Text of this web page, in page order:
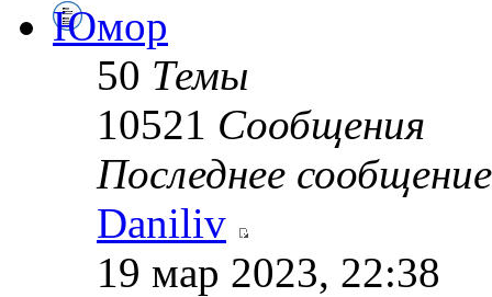
Юмор
50 Темы
10521 Сообщения
Последнее сообщение
Daniliv
19 мар 2023, 22:38